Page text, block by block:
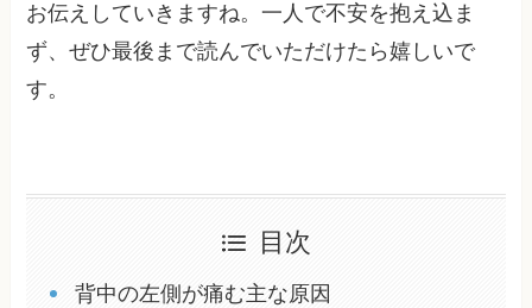
お伝えしていきますね。一人で不安を抱え込ま
ず、ぜひ最後まで読んでいただけたら嬉しいで
す。
目次
背中の左側が痛む主な原因